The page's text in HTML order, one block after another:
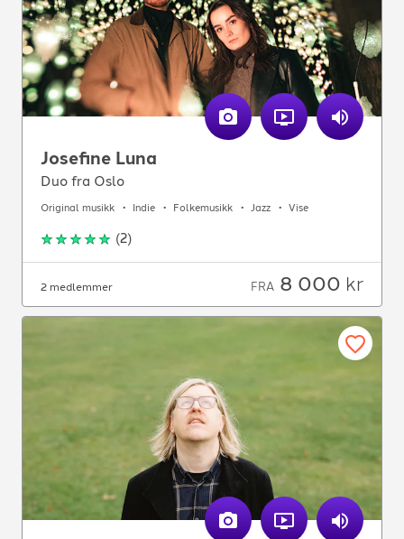
Josefine Luna
Duo fra Oslo
Original musikk Indie Folkemusikk Jazz Vise
(2)
2 medlemmer FRA 8 000 kr